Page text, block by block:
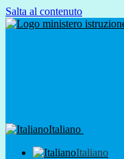
Salta al contenuto
Italiano
Italiano